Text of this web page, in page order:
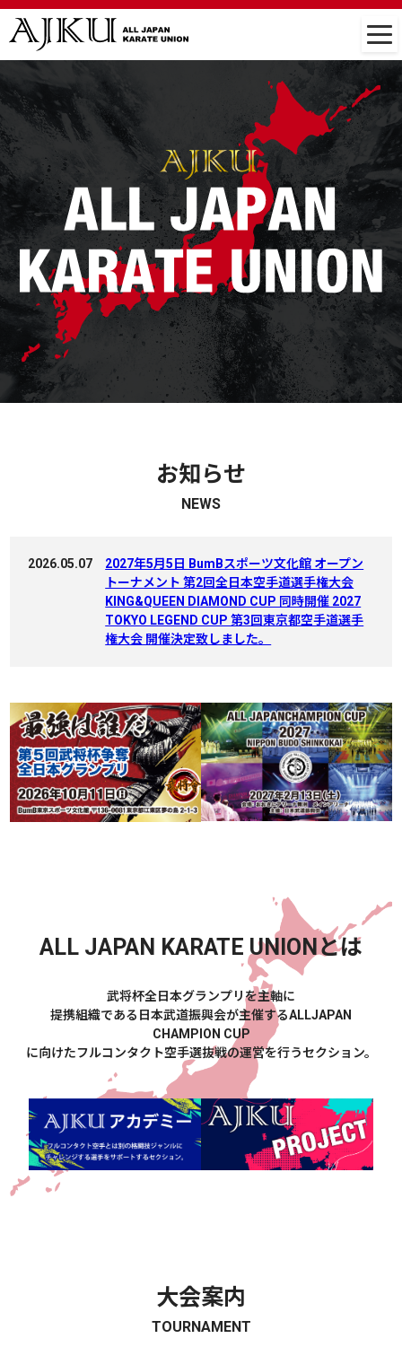
お知らせ
NEWS
2026.05.07
2027年5月5日 BumBスポーツ文化館 オープン
トーナメント 第2回全日本空手道選手権大会
KING&QUEEN DIAMOND CUP 同時開催 2027
TOKYO LEGEND CUP 第3回東京都空手道選手
権大会 開催決定致しました。
ALL JAPAN KARATE UNIONとは
武将杯全日本グランプリを主軸に
提携組織である日本武道振興会が主催するALLJAPAN
CHAMPION CUP
に向けたフルコンタクト空手選抜戦の運営を行うセクション。
大会案内
TOURNAMENT